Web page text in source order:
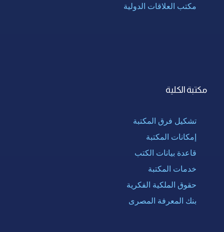
مكتب العلاقات الدولية
مكتبة الكلية
تشكيل فرق المكتبة
إمكانات المكتبة
قاعدة بيانات الكتب
خدمات المكتبة
حقوق الملكية الفكرية
بنك المعرفة المصرى